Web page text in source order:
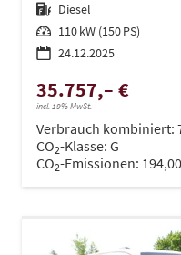
Kraftstoff Diesel
Leistung 110 kW (150 PS)
24.12.2025
35.757,– €
incl. 19% MwSt.
Verbrauch kombiniert:
CO2-Klasse: G
CO2-Emissionen: